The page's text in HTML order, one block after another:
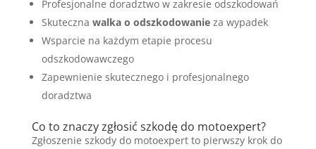
Profesjonalne doradztwo w zakresie odszkodowań
Skuteczna walka o odszkodowanieza wypadek
Wsparcie na każdym etapie procesu
odszkodowawczego
Zapewnienie skutecznego i profesjonalnego
doradztwa
Co to znaczy zgłosić szkodę do motoexpert?
Zgłoszenie szkody do motoexpert to pierwszy krok do